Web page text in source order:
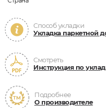
Способ укладки
Укладка паркетной
Смотреть
Инструкция по
Подробнее
О производителе